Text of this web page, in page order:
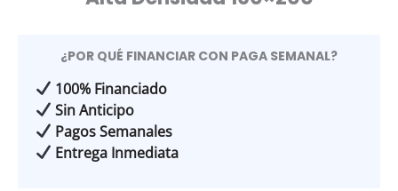
¿POR QUÉ FINANCIAR CON PAGA SEMANAL?
100% Financiado
Sin Anticipo
Pagos Semanales
Entrega Inmediata